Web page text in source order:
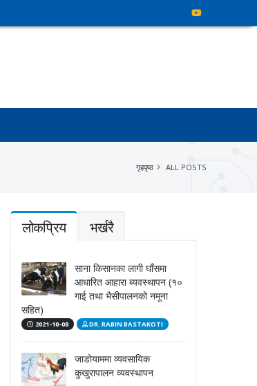
गृहपृष्ठ ALL POSTS
लोकप्रिय भर्खरै
साना किसानका लागी घाँसमा
आधारित आहारा ब्यवस्थापन (१०
गाई तथा भैसीपालनको नमूना
सहित)
2021-10-08 DR. RABIN BASTAKOTI
जाडोयाममा व्यवसायिक
कुखुरापालन व्यवस्थापन